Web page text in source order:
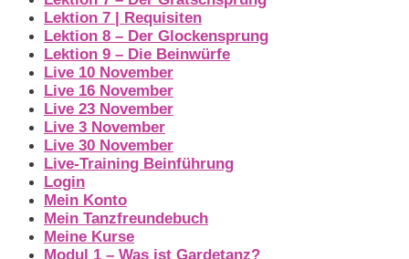
Lektion 7 | Requisiten
Lektion 8 – Der Glockensprung
Lektion 9 – Die Beinwürfe
Live 10 November
Live 16 November
Live 23 November
Live 3 November
Live 30 November
Live-Training Beinführung
Login
Mein Konto
Mein Tanzfreundebuch
Meine Kurse
Modul 1 – Was ist Gardetanz?